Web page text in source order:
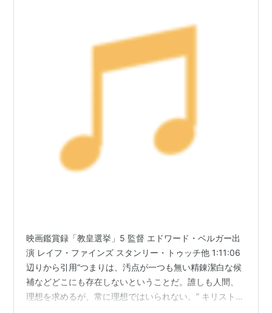
映画鑑賞録「教皇選挙」5 監督 エドワード・ベルガー出
演 レイフ・ファインズ スタンリー・トゥッチ他 1:11:06
辺りから引用“つまりは、汚点が一つも無い精錬潔白な候
補などどこにも存在しないということだ。誰しも人間、
理想を求めるが、常に理想ではいられない。” キリスト教